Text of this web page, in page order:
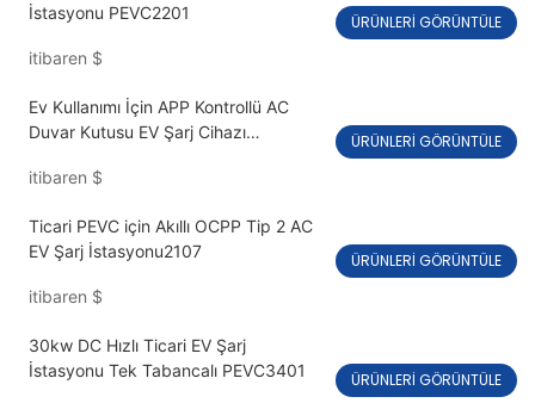
İstasyonu PEVC2201
itibaren $
ÜRÜNLERI GÖRÜNTÜLE
Ev Kullanımı İçin APP Kontrollü AC
Duvar Kutusu EV Şarj Cihazı
itibaren $
ÜRÜNLERI GÖRÜNTÜLE
Ticari PEVC için Akıllı OCPP Tip 2 AC
EV Şarj İstasyonu2107
itibaren $
ÜRÜNLERI GÖRÜNTÜLE
30kw DC Hızlı Ticari EV Şarj
İstasyonu Tek Tabancalı PEVC3401
ÜRÜNLERI GÖRÜNTÜLE